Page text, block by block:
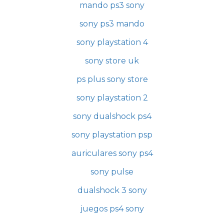
mando ps3 sony
sony ps3 mando
sony playstation 4
sony store uk
ps plus sony store
sony playstation 2
sony dualshock ps4
sony playstation psp
auriculares sony ps4
sony pulse
dualshock 3 sony
juegos ps4 sony